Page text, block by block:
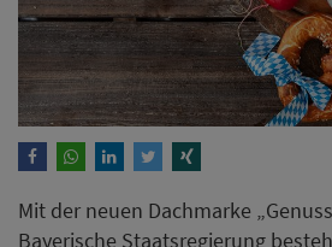
Mit der neuen Dachmarke
Bayerische Staatsregierung